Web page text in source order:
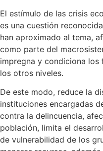
El estímulo de las crisis
es una cuestión
han aproximado al tema,
como parte del
impregna y condiciona los
los otros niveles.
De este modo, reduce la
instituciones encargadas
contra la delincuencia,
población, limita el
de vulnerabilidad de los